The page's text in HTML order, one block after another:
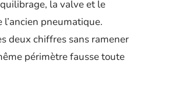
la valve et le
l’ancien pneumatique.
deux chiffres sans ramener
périmètre fausse toute